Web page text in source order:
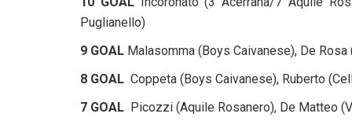
Puglianello)
9 GOAL Malasomma (Boys Caivanese), De Rosa
8 GOAL Coppeta (Boys Caivanese), Ruberto
7 GOAL Picozzi (Aquile Rosanero), De Matteo